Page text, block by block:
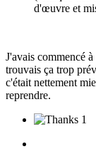
d'œuvre et
J'avais commencé
trouvais ça trop
c'était nettement
reprendre.
1